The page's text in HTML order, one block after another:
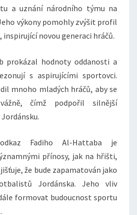
a uznání národního týmu na
výkony pomohly zvýšit profil
novou generaci hráčů.
prokázal hodnoty oddanosti a
s aspirujícími sportovci.
mnoho mladých hráčů, aby se
čímž podpořil silnější
Fadiho Al-Hattaba je
přínosy, jak na hřišti,
že bude zapamatován jako
Jordánska. Jeho vliv
formovat budoucnost sportu